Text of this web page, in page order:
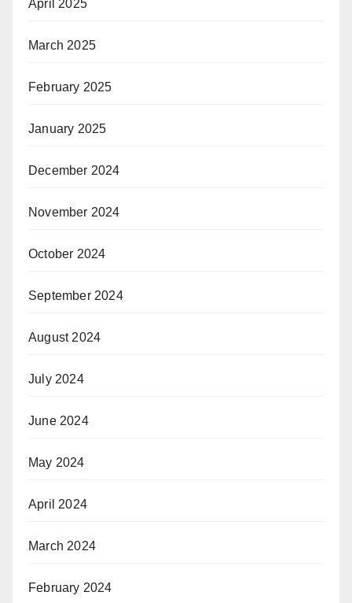
April 2025
March 2025
February 2025
January 2025
December 2024
November 2024
October 2024
September 2024
August 2024
July 2024
June 2024
May 2024
April 2024
March 2024
February 2024